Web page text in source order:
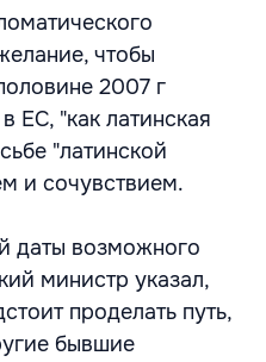
чтобы
2007 г
ЕС, "как латинская
"латинской
и сочувствием.
даты возможного
министр указал,
проделать путь,
бывшие